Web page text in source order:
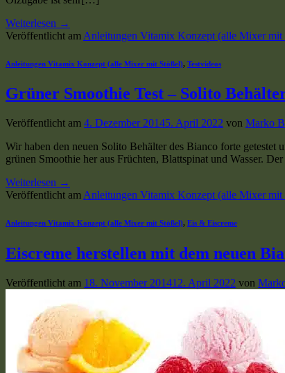
Weiterlesen →
Veröffentlicht am Anleitungen Vitamix Konzept (alle Mixer mit
Anleitungen Vitamix Konzept (alle Mixer mit Stößel), Testvideos
Grüner Smoothie Test – Solito
Veröffentlicht am 4. Dezember 20145. April 2022 von Marko
Wir haben den neuen Solito Behälter des Bianco forte
grünen Smoothie her aus Früchten, Blattspinat und Wasser.
Weiterlesen →
Veröffentlicht am Anleitungen Vitamix Konzept (alle Mixer mit
Anleitungen Vitamix Konzept (alle Mixer mit Stößel), Eis & Eiscreme
Eiscreme herstellen mit dem neuen
Veröffentlicht am 18. November 201412. April 2022 von